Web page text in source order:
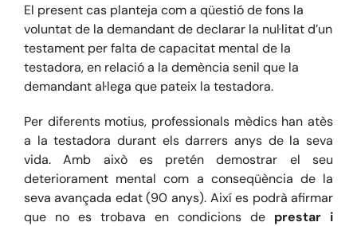
Consultoria Econòmica
Blog
Contacte
El present cas planteja com a qüestió de fons la
voluntat de la demandant de declarar la nul·litat d’un
testament per falta de capacitat mental de la
testadora, en relació a la demència senil que la
demandant al·lega que pateix la testadora.
Per diferents motius, professionals mèdics han atès
a la testadora durant els darrers anys de la seva
vida. Amb això es pretén demostrar el seu
deteriorament mental com a conseqüència de la
seva avançada edat (90 anys). Així es podrà afirmar
que no es trobava en condicions de prestar i